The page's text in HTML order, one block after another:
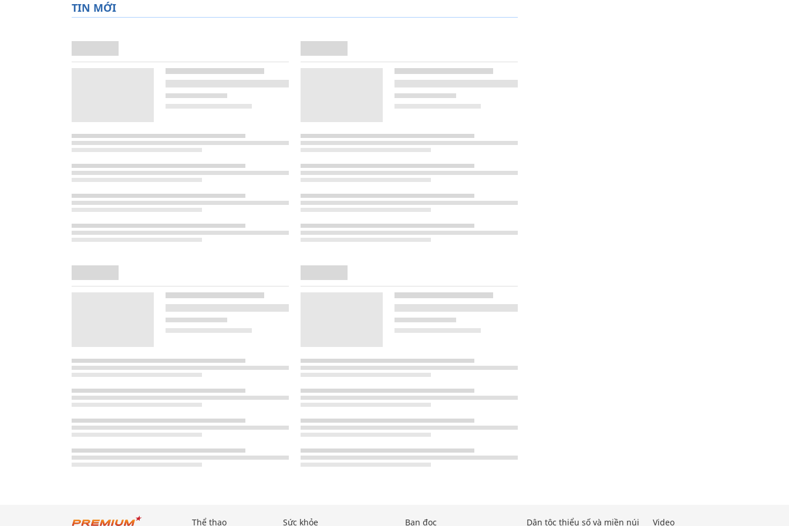
TIN MỚI
Thể thao Sức khỏe Bạn đọc Dân tộc thiểu số và miền núi Video